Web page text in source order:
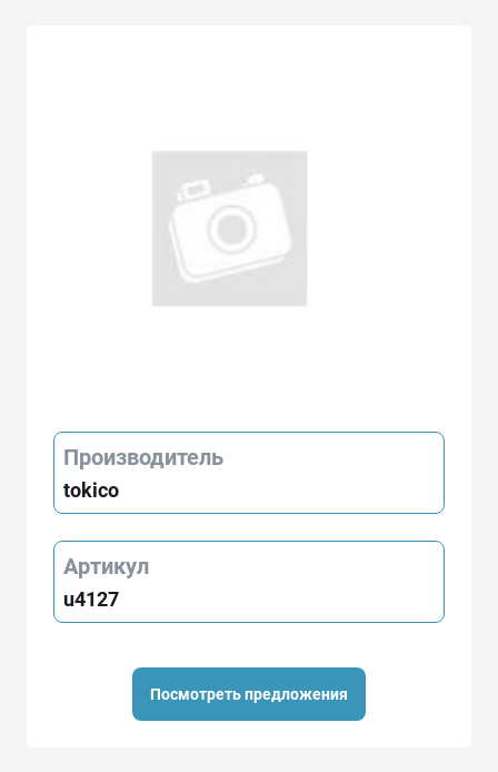
Производитель
tokico
Артикул
u4127
Посмотреть предложения